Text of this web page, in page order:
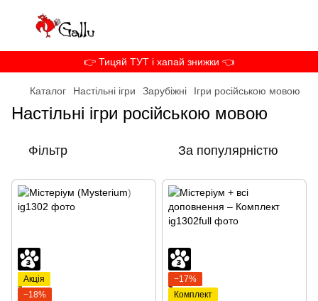
👉 Тицяй ТУТ і хапай знижки 👈
Каталог Настільні ігри Зарубіжні Ігри російською мовою
Настільні ігри російською мовою
Фільтр За популярністю
Акція
−18%
−17%
Комплект